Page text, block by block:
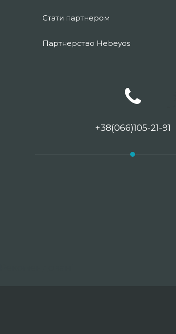
Стати партнером
Партнерство Hebeyos
+38(066)105-21-91